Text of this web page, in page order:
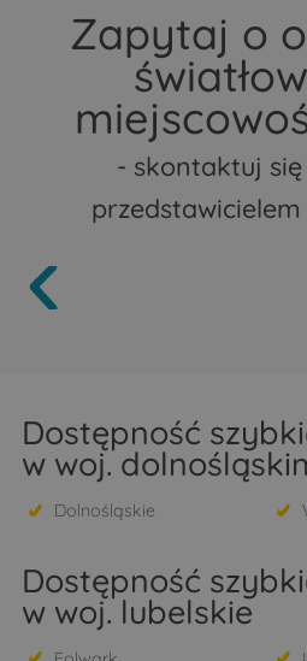
Zapytaj o
- skontaktuj się
Dostępność
w woj.
Dolnośląskie
Dostępność
w woj. lubelskie